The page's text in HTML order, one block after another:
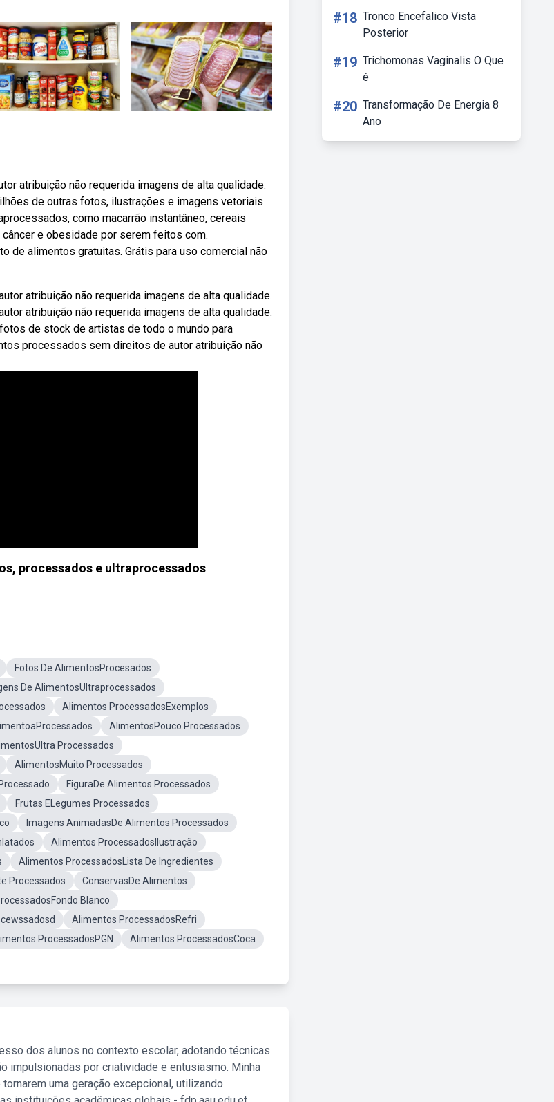
atribuição não requerida imagens de alta qualidade.
de outras fotos, ilustrações e imagens vetoriais
como macarrão instantâneo, cereais
e obesidade por serem feitos com.
de alimentos gratuitas. Grátis para uso comercial não
atribuição não requerida imagens de alta qualidade.
atribuição não requerida imagens de alta qualidade.
de stock de artistas de todo o mundo para
processados sem direitos de autor atribuição não
processados e ultraprocessados
Fotos De AlimentosProcesados
De AlimentosUltraprocessados
Alimentos ProcessadosExemplos
AlimentosPouco Processados
Processados
AlimentosMuito Processados
FiguraDe Alimentos Processados
Frutas ELegumes Processados
Imagens AnimadasDe Alimentos Processados
Alimentos ProcessadosIlustração
Alimentos ProcessadosLista De Ingredientes
Processados
ConservasDe Alimentos
Blanco
Alimentos ProcessadosRefri
ProcessadosPGN
Alimentos ProcessadosCoca
dos alunos no contexto escolar, adotando técnicas
impulsionadas por criatividade e entusiasmo. Minha
uma geração excepcional, utilizando
#18 Tronco Encefalico Vista
Posterior
#19 Trichomonas Vaginalis O Que
é
#20 Transformação De Energia 8
Ano